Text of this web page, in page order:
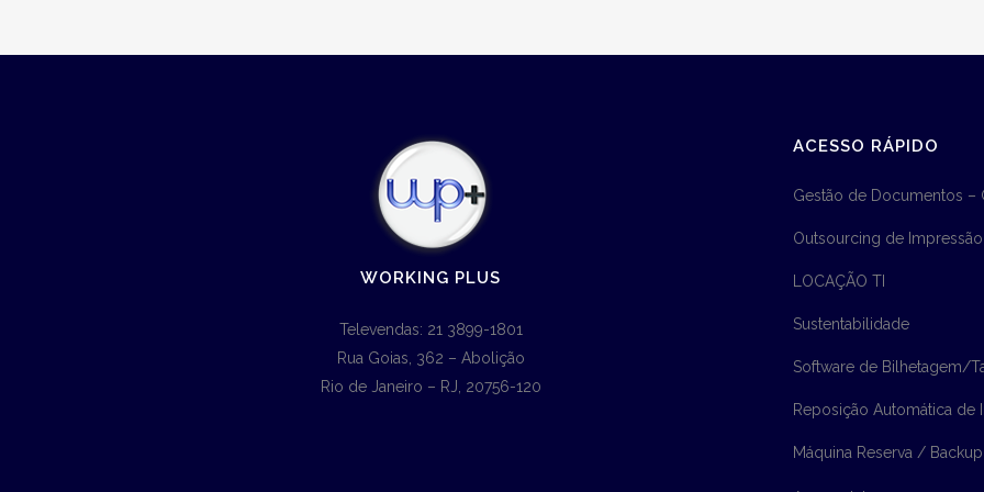
WORKING PLUS
Televendas: 21 3899-1801
Rua Goias, 362 – Abolição
Rio de Janeiro – RJ, 20756-120
ACESSO RÁPIDO
Gestão de Documentos –
Outsourcing de Impressão
LOCAÇÃO TI
Sustentabilidade
Software de Bilhetagem/
Reposição Automática de
Máquina Reserva / Backup